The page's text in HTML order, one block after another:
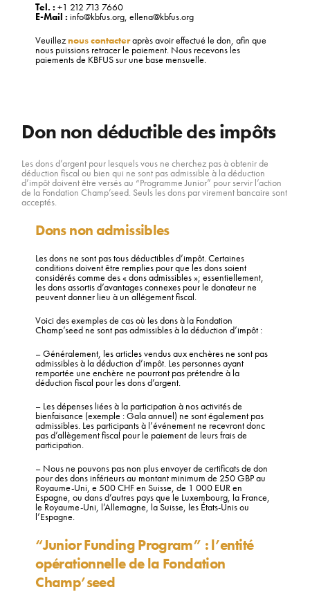
Tel. : +1 212 713 7660
E-Mail : info@kbfus.org, ellena@kbfus.org
Veuilleznous contacteraprès avoir effectué le don, afin que
nous puissions retracer le paiement. Nous recevons les
paiements de KBFUS sur une base mensuelle.
Don non déductible des impôts
Les dons d’argent pour lesquels vous ne cherchez pas à obtenir de
déduction fiscal ou bien qui ne sont pas admissible à la déduction
d’impôt doivent être versés au “Programme Junior” pour servir l’action
de la Fondation Champ’seed. Seuls les dons par virement bancaire sont
acceptés.
Dons non admissibles
Les dons ne sont pas tous déductibles d’impôt. Certaines
conditions doivent être remplies pour que les dons soient
considérés comme des « dons admissibles »; essentiellement,
les dons assortis d’avantages connexes pour le donateur ne
peuvent donner lieu à un allégement fiscal.
Voici des exemples de cas où les dons à la Fondation
Champ’seed ne sont pas admissibles à la déduction d’impôt :
– Généralement, les articles vendus aux enchères ne sont pas
admissibles à la déduction d’impôt. Les personnes ayant
remportée une enchère ne pourront pas prétendre à la
déduction fiscal pour les dons d’argent.
– Les dépenses liées à la participation à nos activités de
bienfaisance (exemple : Gala annuel) ne sont également pas
admissibles. Les participants à l’événement ne recevront donc
pas d’allègement fiscal pour le paiement de leurs frais de
participation.
– Nous ne pouvons pas non plus envoyer de certificats de don
pour des dons inférieurs au montant minimum de 250 GBP au
Royaume-Uni, e 500 CHF en Suisse, de 1 000 EUR en
Espagne, ou dans d’autres pays que le Luxembourg, la France,
le Royaume-Uni, l’Allemagne, la Suisse, les États-Unis ou
l’Espagne.
“Junior Funding Program” : l’entité
opérationnelle de la Fondation
Champ’seed